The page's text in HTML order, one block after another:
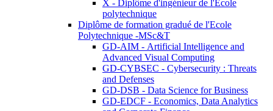
X - Diplôme d'ingénieur de l'Ecole
polytechnique
Diplôme de formation gradué de l'Ecole
Polytechnique -MSc&T
GD-AIM - Artificial Intelligence and
Advanced Visual Computing
GD-CYBSEC - Cybersecurity : Threats
and Defenses
GD-DSB - Data Science for Business
GD-EDCF - Economics, Data Analytics